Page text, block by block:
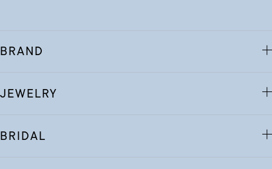
BRAND
JEWELRY
BRIDAL